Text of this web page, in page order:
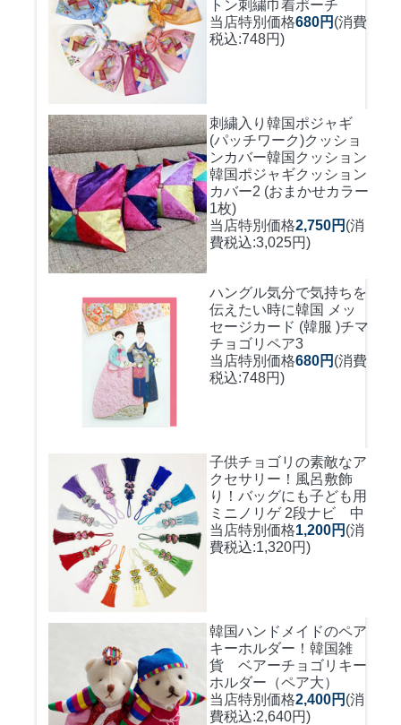
トン刺繍巾着ポーチ
当店特別価格680円 (消費
税込:748円)
刺繍入り韓国ポジャギ
(パッチワーク)クッショ
ンカバー韓国クッション
韓国ポジャギクッション
カバー2 (おまかせカラー
1枚)
当店特別価格2,750円 (消
費税込:3,025円)
ハングル気分で気持ちを
伝えたい時に韓国 メッ
セージカード (韓服 )チマ
チョゴリペア3
当店特別価格680円 (消費
税込:748円)
子供チョゴリの素敵なア
クセサリー！風呂敷飾
り！バッグにも子ども用
ミニノリゲ 2段ナビ 中
当店特別価格1,200円 (消
費税込:1,320円)
韓国ハンドメイドのペア
キーホルダー！ 韓国雑
貨 ベアーチョゴリキー
ホルダー（ペア大）
当店特別価格2,400円 (消
費税込:2,640円)